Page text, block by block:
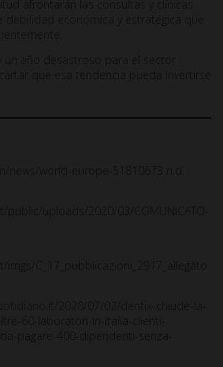
afrontarán las consultas y clínicas
debilidad económica y estratégica que
un año desastroso para el sector
que esa tendencia pueda invertirse
news/world-europe-51810673 n.d.
public/uploads/2020/03/COMUNICATO-
imgs/C_17_pubblicazioni_2917_allegato.
2020/07/02/dentix-chiude-la-
60-laboratori-in-italia-clienti-
pagare-400-dipendenti-senza-